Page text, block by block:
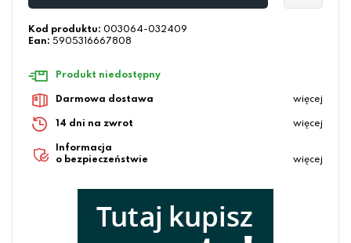
Kod produktu: 003064-032409
Ean: 5905316667808
Produkt niedostępny
Darmowa dostawa więcej
14 dni na zwrot więcej
Informacja
o bezpieczeństwie
więcej